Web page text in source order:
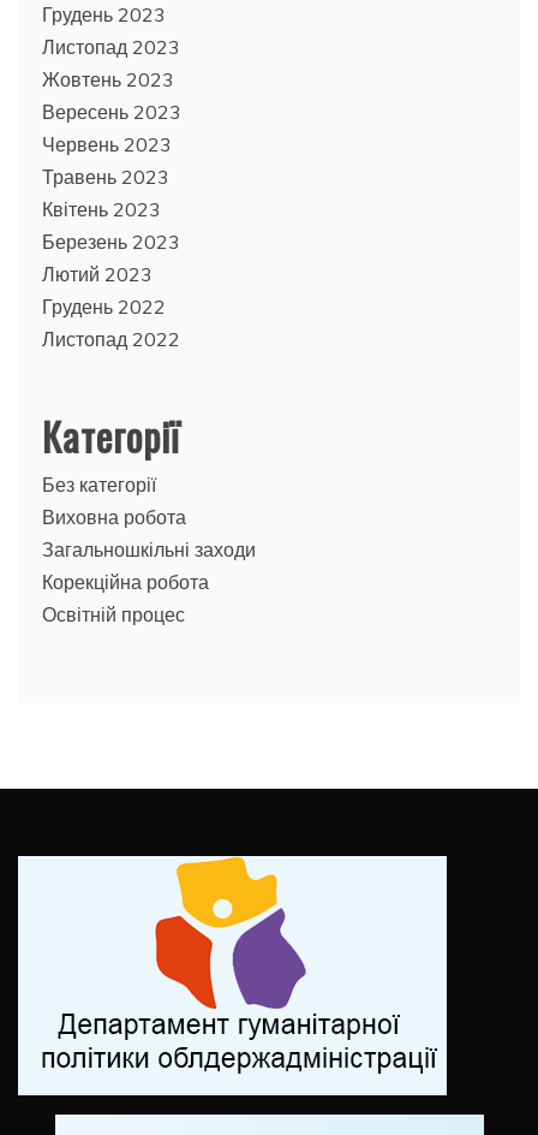
Грудень 2023
Листопад 2023
Жовтень 2023
Вересень 2023
Червень 2023
Травень 2023
Квітень 2023
Березень 2023
Лютий 2023
Грудень 2022
Листопад 2022
Категорії
Без категорії
Виховна робота
Загальношкільні заходи
Корекційна робота
Освітній процес